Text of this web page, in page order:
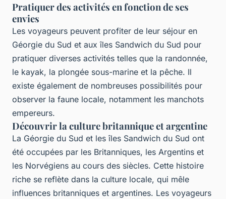
Pratiquer des activités en fonction de ses
envies
Les voyageurs peuvent profiter de leur séjour en
Géorgie du Sud et aux îles Sandwich du Sud pour
pratiquer diverses activités telles que la randonnée,
le kayak, la plongée sous-marine et la pêche. Il
existe également de nombreuses possibilités pour
observer la faune locale, notamment les manchots
empereurs.
Découvrir la culture britannique et argentine
La Géorgie du Sud et les îles Sandwich du Sud ont
été occupées par les Britanniques, les Argentins et
les Norvégiens au cours des siècles. Cette histoire
riche se reflète dans la culture locale, qui mêle
influences britanniques et argentines. Les voyageurs